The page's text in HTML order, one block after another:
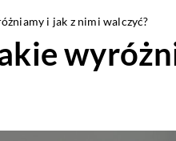
i jak z nimi walczyć?